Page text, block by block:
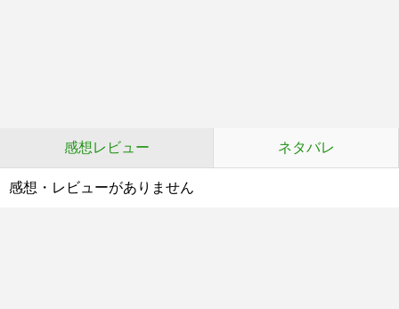
感想レビュー ネタバレ
感想・レビューがありません